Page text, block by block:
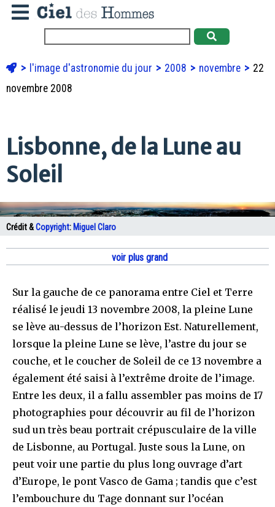
l'image d'astronomie du jour 2008 novembre
22
novembre 2008
Lisbonne, de la Lune au
Soleil
Crédit &Copyright: Miguel Claro
voir plus grand
Sur la gauche de ce panorama entre Ciel et Terre
réalisé le jeudi 13 novembre 2008, la pleine Lune
se lève au-dessus de l’horizon Est. Naturellement,
lorsque la pleine Lune se lève, l’astre du jour se
couche, et le coucher de Soleil de ce 13 novembre a
également été saisi à l’extrême droite de l’image.
Entre les deux, il a fallu assembler pas moins de 17
photographies pour découvrir au fil de l’horizon
sud un très beau portrait crépusculaire de la ville
de Lisbonne, au Portugal. Juste sous la Lune, on
peut voir une partie du plus long ouvrage d’art
d’Europe, le pont Vasco de Gama ; tandis que c’est
l’embouchure du Tage donnant sur l’océan